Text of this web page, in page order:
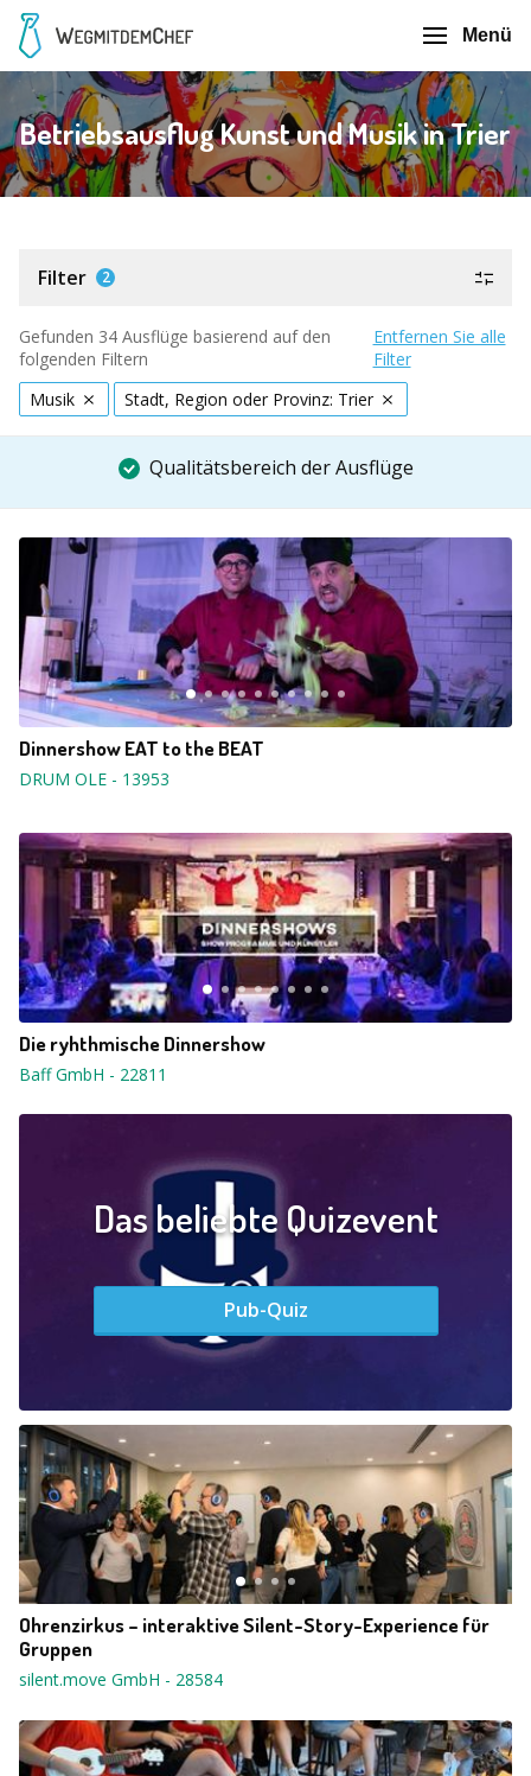
Menü
Betriebsausflug Kunst und Musik in Trier
Filter 2
Gefunden 34 Ausflüge basierend auf den
folgenden Filtern
Entfernen Sie alle
Filter
Musik
Stadt, Region oder Provinz: Trier
Qualitätsbereich der Ausflüge
Dinnershow EAT to the BEAT
DRUM OLE - 13953
Die ryhthmische Dinnershow
Baff GmbH - 22811
Das beliebte Quizevent
Pub-Quiz
Ohrenzirkus – interaktive Silent-Story-Experience für
Gruppen
silent.move GmbH - 28584